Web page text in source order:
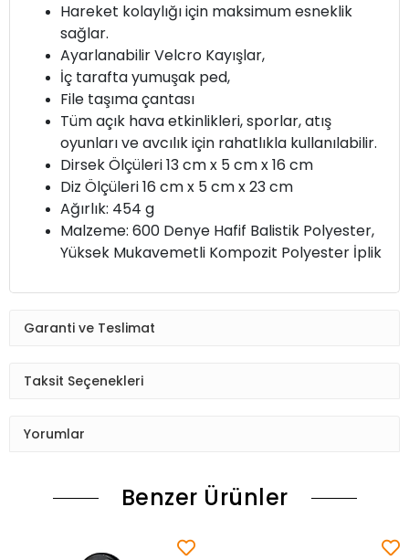
Hareket kolaylığı için maksimum esneklik
sağlar.
Ayarlanabilir Velcro Kayışlar,
İç tarafta yumuşak ped,
File taşıma çantası
Tüm açık hava etkinlikleri, sporlar, atış
oyunları ve avcılık için rahatlıkla kullanılabilir.
Dirsek Ölçüleri 13 cmx 5 cmx 16 cm
Diz Ölçüleri 16 cmx 5 cmx 23 cm
Ağırlık: 454 g
Malzeme: 600 Denye Hafif Balistik Polyester,
Yüksek Mukavemetli Kompozit Polyester İplik
Garanti ve Teslimat
Taksit Seçenekleri
Yorumlar
Benzer Ürünler